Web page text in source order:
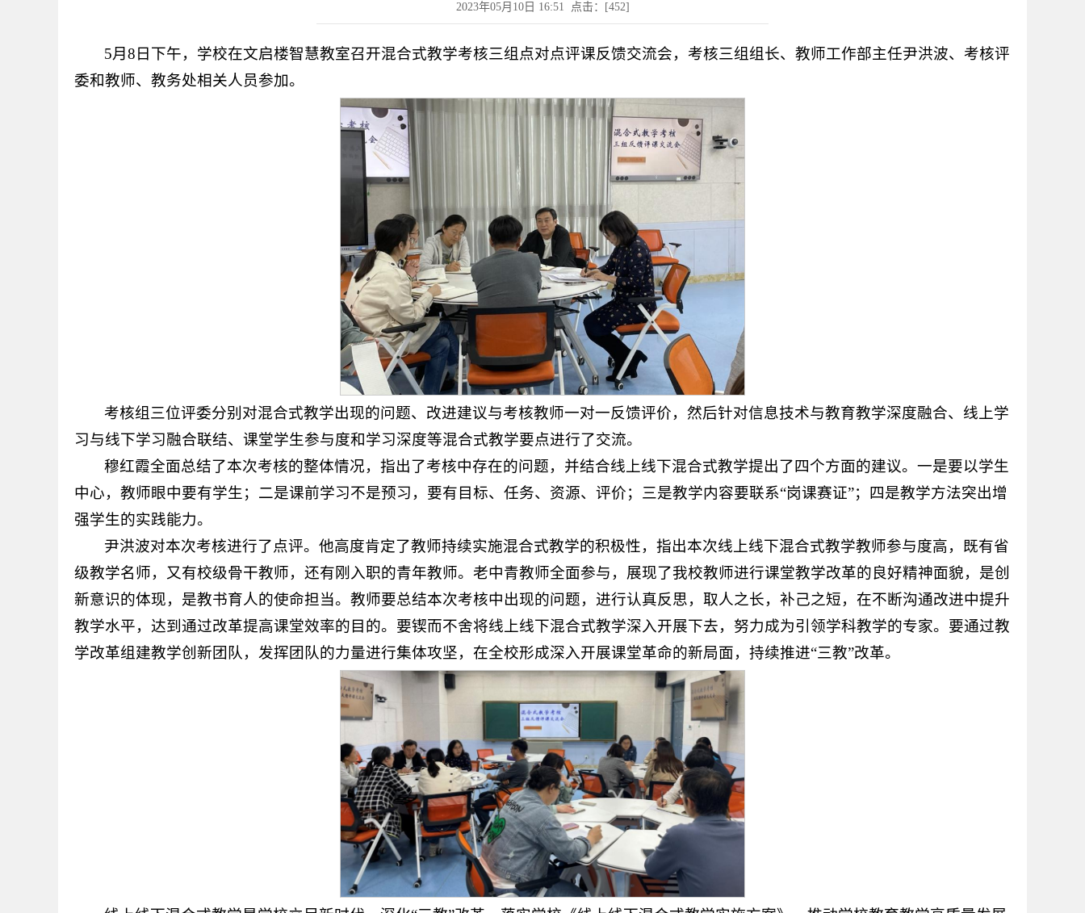
2023年05月10日 16:51 点击：[452]
5月8日下午，学校在文启楼智慧教室召开混合式教学考核三组点对点评课反馈交流会，考核三组组长、教师工作部主任尹洪波、考核评
委和教师、教务处相关人员参加。
考核组三位评委分别对混合式教学出现的问题、改进建议与考核教师一对一反馈评价，然后针对信息技术与教育教学深度融合、线上学
习与线下学习融合联结、课堂学生参与度和学习深度等混合式教学要点进行了交流。
穆红霞全面总结了本次考核的整体情况，指出了考核中存在的问题，并结合线上线下混合式教学提出了四个方面的建议。一是要以学生
中心，教师眼中要有学生；二是课前学习不是预习，要有目标、任务、资源、评价；三是教学内容要联系“岗课赛证”；四是教学方法突出增
强学生的实践能力。
尹洪波对本次考核进行了点评。他高度肯定了教师持续实施混合式教学的积极性，指出本次线上线下混合式教学教师参与度高，既有省
级教学名师，又有校级骨干教师，还有刚入职的青年教师。老中青教师全面参与，展现了我校教师进行课堂教学改革的良好精神面貌，是创
新意识的体现，是教书育人的使命担当。教师要总结本次考核中出现的问题，进行认真反思，取人之长，补己之短，在不断沟通改进中提升
教学水平，达到通过改革提高课堂效率的目的。要锲而不舍将线上线下混合式教学深入开展下去，努力成为引领学科教学的专家。要通过教
学改革组建教学创新团队，发挥团队的力量进行集体攻坚，在全校形成深入开展课堂革命的新局面，持续推进“三教”改革。